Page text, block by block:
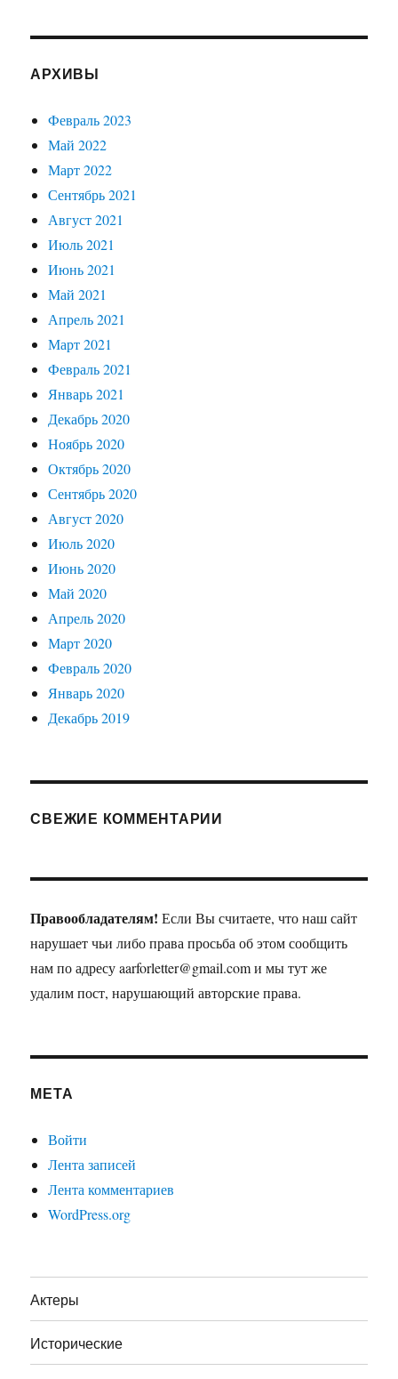
АРХИВЫ
Февраль 2023
Май 2022
Март 2022
Сентябрь 2021
Август 2021
Июль 2021
Июнь 2021
Май 2021
Апрель 2021
Март 2021
Февраль 2021
Январь 2021
Декабрь 2020
Ноябрь 2020
Октябрь 2020
Сентябрь 2020
Август 2020
Июль 2020
Июнь 2020
Май 2020
Апрель 2020
Март 2020
Февраль 2020
Январь 2020
Декабрь 2019
СВЕЖИЕ КОММЕНТАРИИ
Правообладателям! Если Вы считаете, что наш сайт
нарушает чьи либо права просьба об этом сообщить
нам по адресу aarforletter@gmail.com и мы тут же
удалим пост, нарушающий авторские права.
МЕТА
Войти
Лента записей
Лента комментариев
WordPress.org
Актеры
Исторические